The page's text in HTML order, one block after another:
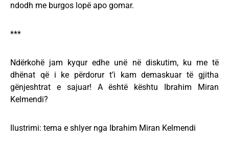
ndodh me burgos lopë apo gomar.
***
Ndërkohë jam kyqur edhe unë në diskutim, ku me të
dhënat që i ke përdorur t’i kam demaskuar të gjitha
gënjeshtrat e sajuar! A është kështu Ibrahim Miran
Kelmendi?
Ilustrimi: tema e shlyer nga Ibrahim Miran Kelmendi